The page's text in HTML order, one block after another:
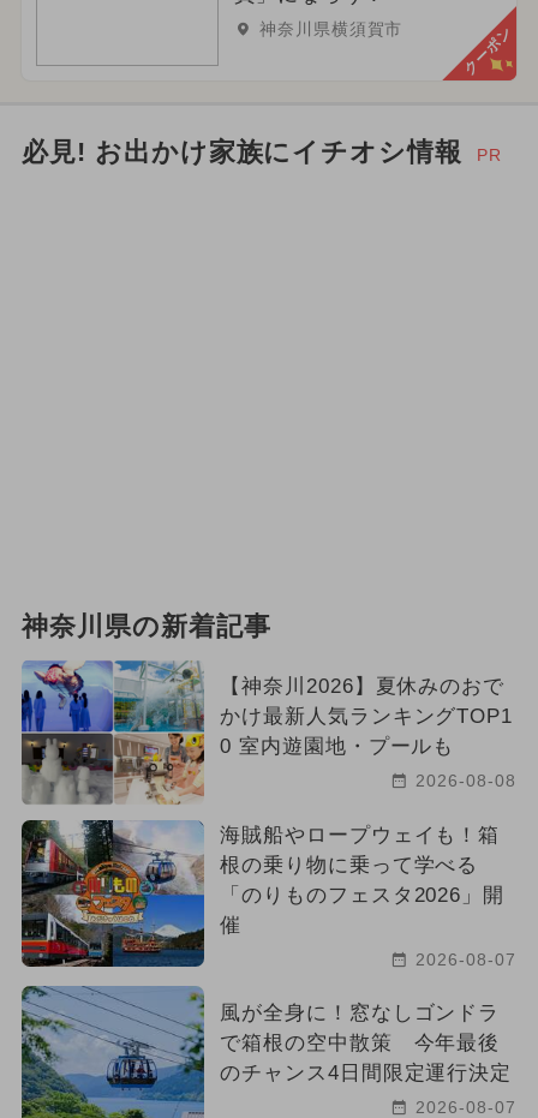
神奈川県横須賀市 クーポン
必見! お出かけ家族にイチオシ情報 PR
神奈川県の新着記事
【神奈川2026】夏休みのおで
かけ最新人気ランキングTOP1
0 室内遊園地・プールも
2026-08-08
海賊船やロープウェイも！箱
根の乗り物に乗って学べる
「のりものフェスタ2026」開
催
2026-08-07
風が全身に！窓なしゴンドラ
で箱根の空中散策 今年最後
のチャンス4日間限定運行決定
2026-08-07